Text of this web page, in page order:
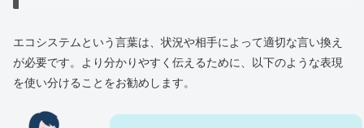
エコシステムという言葉は、状況や相手によって適切な言い換え
が必要です。より分かりやすく伝えるために、以下のような表現
を使い分けることをお勧めします。